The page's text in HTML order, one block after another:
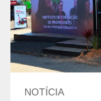
NOTÍCIA